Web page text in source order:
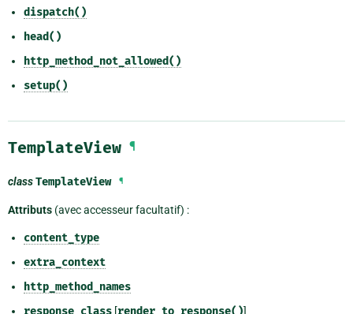
dispatch()
head()
http_method_not_allowed()
setup()
TemplateView ¶
classTemplateView ¶
Attributs (avec accesseur facultatif) :
content_type
extra_context
http_method_names
response_class [render_to_response()]